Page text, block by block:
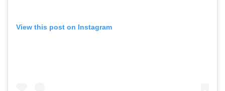
View this post on Instagram